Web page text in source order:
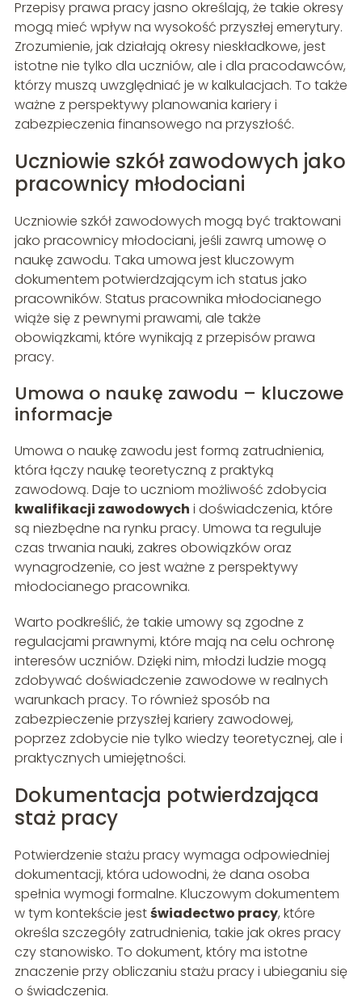
Przepisy prawa pracy jasno określają, że takie okresy
mogą mieć wpływ na wysokość przyszłej emerytury.
Zrozumienie, jak działają okresy nieskładkowe, jest
istotne nie tylko dla uczniów, ale i dla pracodawców,
którzy muszą uwzględniać je w kalkulacjach. To także
ważne z perspektywy planowania kariery i
zabezpieczenia finansowego na przyszłość.
Uczniowie szkół zawodowych jako
pracownicy młodociani
Uczniowie szkół zawodowych mogą być traktowani
jako pracownicy młodociani, jeśli zawrą umowę o
naukę zawodu. Taka umowa jest kluczowym
dokumentem potwierdzającym ich status jako
pracowników. Status pracownika młodocianego
wiąże się z pewnymi prawami, ale także
obowiązkami, które wynikają z przepisów prawa
pracy.
Umowa o naukę zawodu – kluczowe
informacje
Umowa o naukę zawodu jest formą zatrudnienia,
która łączy naukę teoretyczną z praktyką
zawodową. Daje to uczniom możliwość zdobycia
kwalifikacji zawodowych i doświadczenia, które
są niezbędne na rynku pracy. Umowa ta reguluje
czas trwania nauki, zakres obowiązków oraz
wynagrodzenie, co jest ważne z perspektywy
młodocianego pracownika.
Warto podkreślić, że takie umowy są zgodne z
regulacjami prawnymi, które mają na celu ochronę
interesów uczniów. Dzięki nim, młodzi ludzie mogą
zdobywać doświadczenie zawodowe w realnych
warunkach pracy. To również sposób na
zabezpieczenie przyszłej kariery zawodowej,
poprzez zdobycie nie tylko wiedzy teoretycznej, ale i
praktycznych umiejętności.
Dokumentacja potwierdzająca
staż pracy
Potwierdzenie stażu pracy wymaga odpowiedniej
dokumentacji, która udowodni, że dana osoba
spełnia wymogi formalne. Kluczowym dokumentem
w tym kontekście jestświadectwo pracy, które
określa szczegóły zatrudnienia, takie jak okres pracy
czy stanowisko. To dokument, który ma istotne
znaczenie przy obliczaniu stażu pracy i ubieganiu się
o świadczenia.